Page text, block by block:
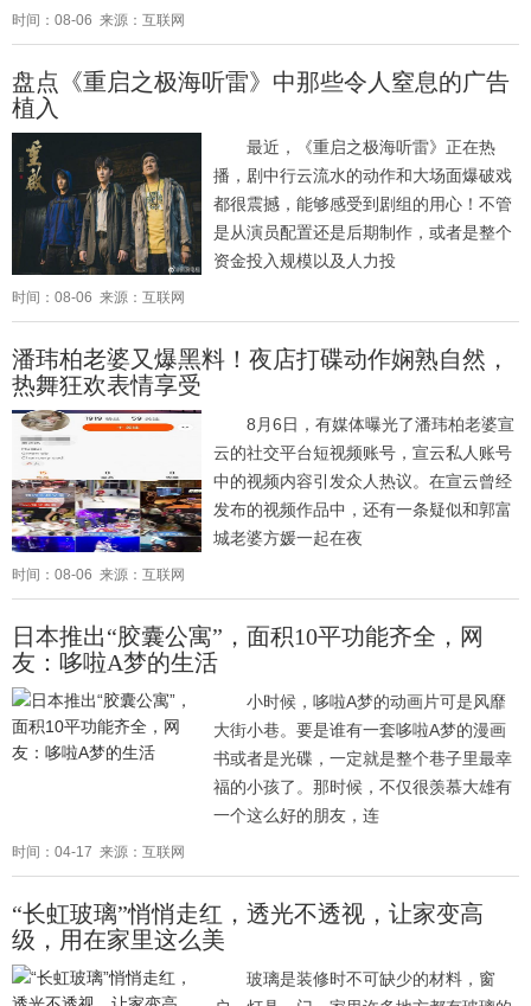
时间：08-06 来源：互联网
盘点《重启之极海听雷》中那些令人窒息的广告
植入
最近，《重启之极海听雷》正在热
播，剧中行云流水的动作和大场面爆破戏
都很震撼，能够感受到剧组的用心！不管
是从演员配置还是后期制作，或者是整个
资金投入规模以及人力投
时间：08-06 来源：互联网
潘玮柏老婆又爆黑料！夜店打碟动作娴熟自然，
热舞狂欢表情享受
8月6日，有媒体曝光了潘玮柏老婆宣
云的社交平台短视频账号，宣云私人账号
中的视频内容引发众人热议。在宣云曾经
发布的视频作品中，还有一条疑似和郭富
城老婆方媛一起在夜
时间：08-06 来源：互联网
日本推出“胶囊公寓”，面积10平功能齐全，网
友：哆啦A梦的生活
小时候，哆啦A梦的动画片可是风靡
大街小巷。要是谁有一套哆啦A梦的漫画
书或者是光碟，一定就是整个巷子里最幸
福的小孩了。那时候，不仅很羡慕大雄有
一个这么好的朋友，连
时间：04-17 来源：互联网
“长虹玻璃”悄悄走红，透光不透视，让家变高
级，用在家里这么美
玻璃是装修时不可缺少的材料，窗